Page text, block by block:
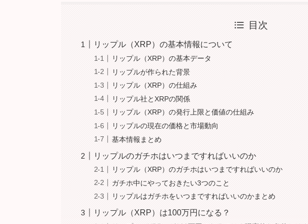
目次
リップル（XRP）の基本情報について
リップル（XRP）の基本データ
リップルが作られた背景
リップル（XRP）の仕組み
リップル社とXRPの関係
リップル（XRP）の発行上限と価値の仕組み
リップルの現在の価格と市場動向
基本情報まとめ
リップルのガチホはいつまですればいいのか
リップル（XRP）のガチホはいつまですればいいのか
ガチホ中にやっておきたい3つのこと
リップルはガチホをいつまですればいいのかまとめ
リップル（XRP）は100万円になる？